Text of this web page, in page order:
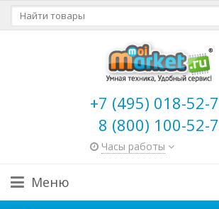
+7 (495) 018-52-
8 (800) 100-52-
Часы работы
Меню